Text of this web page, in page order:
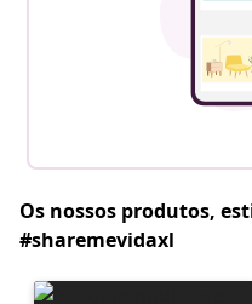
Os nossos produtos,
#sharemevidaxl